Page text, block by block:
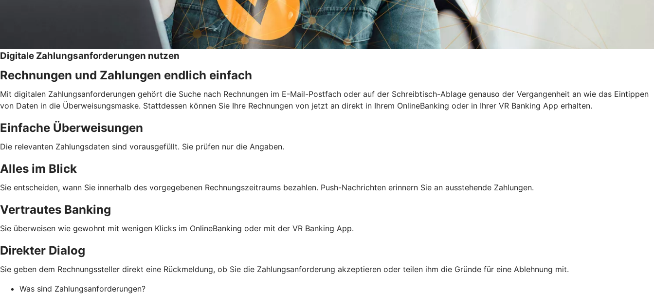
Digitale Zahlungsanforderungen nutzen
Rechnungen und Zahlungen endlich einfach
Mit digitalen Zahlungsanforderungen gehört die Suche nach Rechnungen im E-Mail-Postfach oder auf der Schreibtisch-Ablage genauso der Vergangenheit an wie das Eintippen
von Daten in die Überweisungsmaske. Stattdessen können Sie Ihre Rechnungen von jetzt an direkt in Ihrem OnlineBanking oder in Ihrer VR Banking App erhalten.
Einfache Überweisungen
Die relevanten Zahlungsdaten sind vorausgefüllt. Sie prüfen nur die Angaben.
Alles im Blick
Sie entscheiden, wann Sie innerhalb des vorgegebenen Rechnungszeitraums bezahlen. Push-Nachrichten erinnern Sie an ausstehende Zahlungen.
Vertrautes Banking
Sie überweisen wie gewohnt mit wenigen Klicks im OnlineBanking oder mit der VR Banking App.
Direkter Dialog
Sie geben dem Rechnungssteller direkt eine Rückmeldung, ob Sie die Zahlungsanforderung akzeptieren oder teilen ihm die Gründe für eine Ablehnung mit.
Was sind Zahlungsanforderungen?